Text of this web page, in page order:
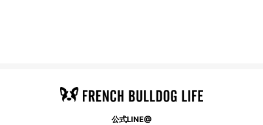
公式LINE@